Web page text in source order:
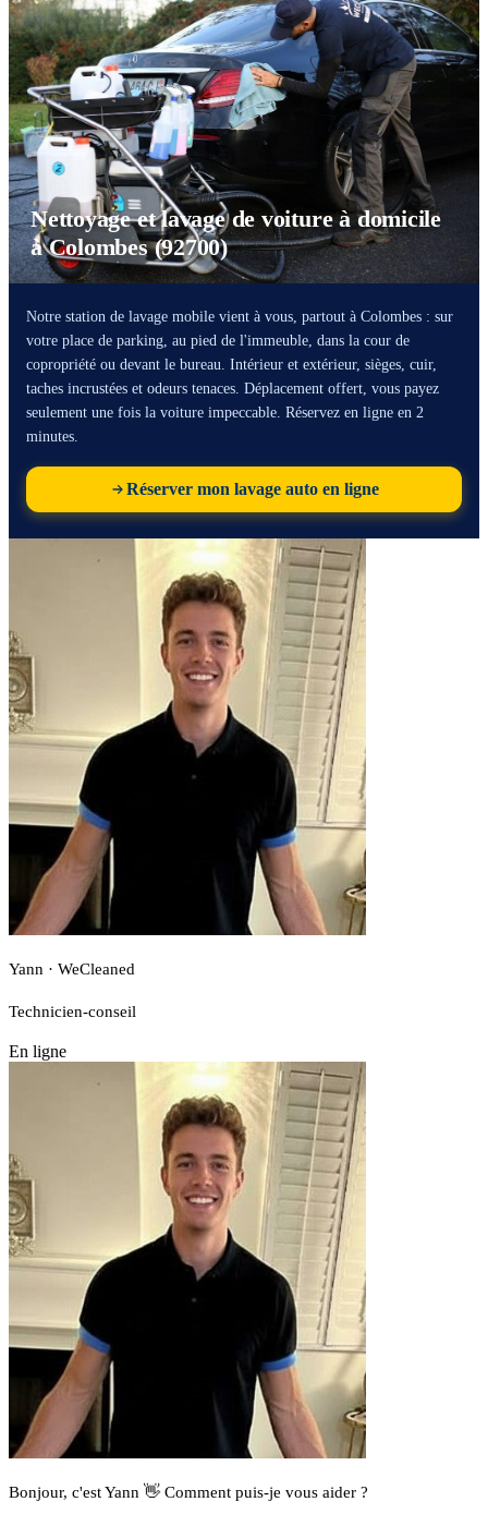
Nettoyage et lavage de voiture à domicile
à Colombes (92700)
Notre station de lavage mobile vient à vous, partout à Colombes : sur
votre place de parking, au pied de l'immeuble, dans la cour de
copropriété ou devant le bureau. Intérieur et extérieur, sièges, cuir,
taches incrustées et odeurs tenaces. Déplacement offert, vous payez
seulement une fois la voiture impeccable. Réservez en ligne en 2
minutes.
Réserver mon lavage auto en ligne
Yann · WeCleaned
Technicien-conseil
En ligne
Bonjour, c'est Yann 👋 Comment puis-je vous aider ?